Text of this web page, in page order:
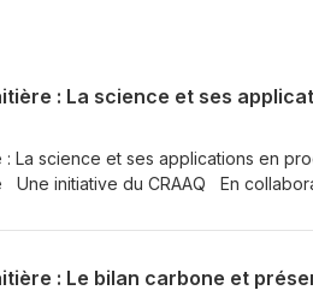
: La science et ses
: La science et ses applications en
du CRAAQ En collaboration avec Ce
entre les gouvernements du
: Le bilan carbone et